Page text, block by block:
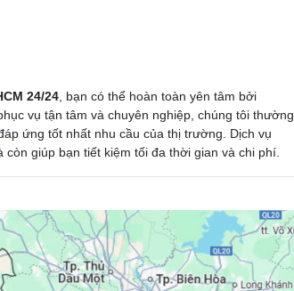
24/24 , bạn có thể hoàn toàn yên tâm bởi
vụ tận tâm và chuyên nghiệp, chúng tôi thường
ứng tốt nhất nhu cầu của thị trường. Dịch vụ
giúp bạn tiết kiệm tối đa thời gian và chi phí.